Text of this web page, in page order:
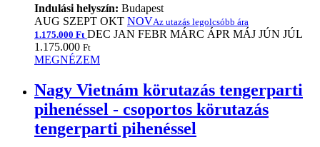
Indulási helyszín: Budapest
AUG SZEPT OKT NOVAz utazás legolcsóbb ára
1.175.000 Ft DEC JAN FEBR MÁRC ÁPR MÁJ JÚN JÚL
1.175.000 Ft
MEGNÉZEM
Nagy Vietnám körutazás tengerparti
pihenéssel - csoportos körutazás
tengerparti pihenéssel